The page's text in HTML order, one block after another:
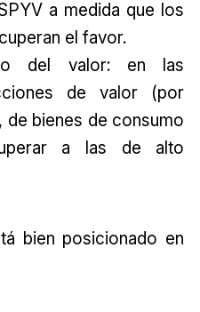
a medida que los
el favor.
del valor: en las
de valor (por
de bienes de consumo
a las de alto
bien posicionado en